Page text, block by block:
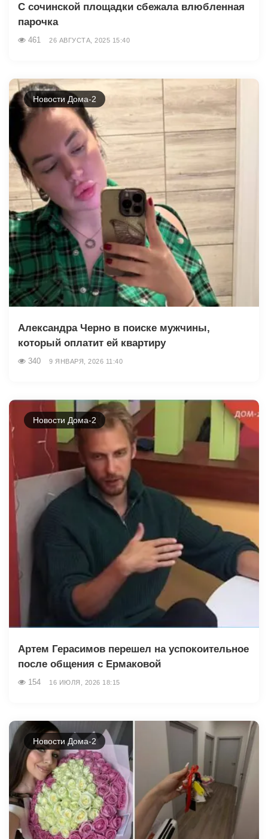
С сочинской площадки сбежала влюбленная
парочка
461 26 АВГУСТА, 2025 15:40
Новости Дома-2
Александра Черно в поиске мужчины,
который оплатит ей квартиру
340 9 ЯНВАРЯ, 2026 11:40
Новости Дома-2
Артем Герасимов перешел на успокоительное
после общения с Ермаковой
154 16 ИЮЛЯ, 2026 18:15
Новости Дома-2